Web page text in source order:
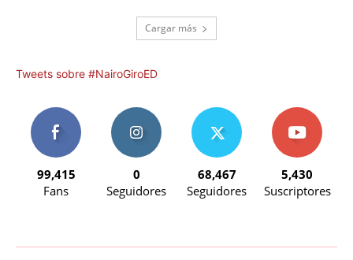
Cargar más
Tweets sobre #NairoGiroED
99,415
Fans
0
Seguidores
68,467
Seguidores
5,430
Suscriptores